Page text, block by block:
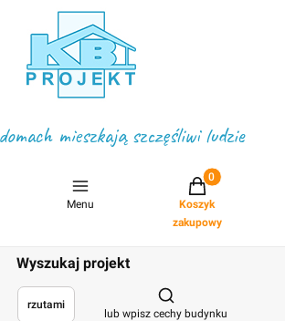
mieszkają szczęśliwi ludzie
Menu
Projekty w
Koszyk
zakupowy
Wyszukaj projekt
rzutami
Otwórz
lub wpisz cechy budynku